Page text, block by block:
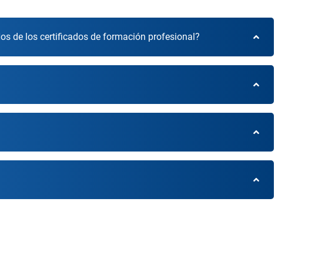
de los certificados de formación profesional?